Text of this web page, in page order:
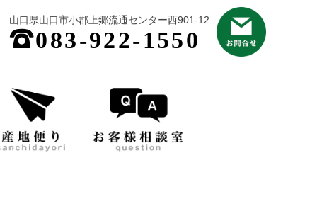
山口県山口市小郡上郷流通センター西901-12
;083-922-1550